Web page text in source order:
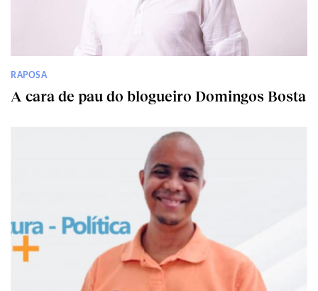
RAPOSA
A cara de pau do blogueiro Domingos Bosta